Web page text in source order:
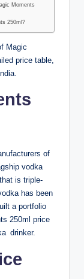
Moments
250ml?
Magic
price table,
of
vodka
is triple-
has been
a portfolio
250ml price
drinker.